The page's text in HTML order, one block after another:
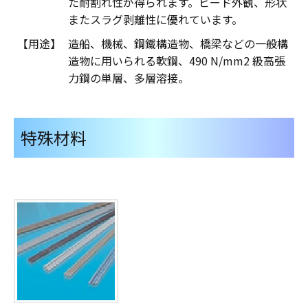
またスラグ剥離性に優れています。
【用途】
造船、機械、鋼鐵構造物、橋梁などの一般構
造物に用いられる軟鋼、490 N/mm2 級高張
力鋼の単層、多層溶接。
特殊材料